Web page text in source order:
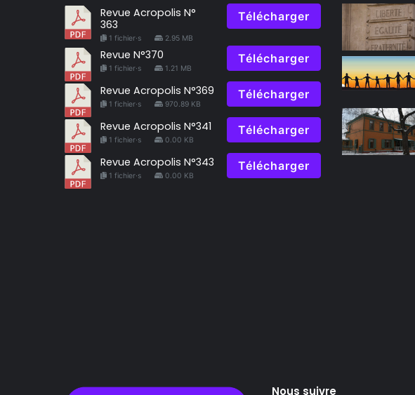
Revue Acropolis N°
363
1 fichier·s 2.95 MB
Télécharger
Revue N°370
1 fichier·s 1.21 MB
Télécharger
Revue Acropolis N°369
1 fichier·s 970.89 KB
Télécharger
Revue Acropolis N°341
1 fichier·s 0.00 KB
Télécharger
Revue Acropolis N°343
1 fichier·s 0.00 KB
Télécharger
Nous suivre